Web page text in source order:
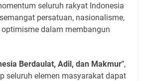
seluruh rakyat Indonesia
persatuan, nasionalisme,
dalam membangun
Berdaulat, Adil, dan Makmur",
seluruh elemen masyarakat dapat